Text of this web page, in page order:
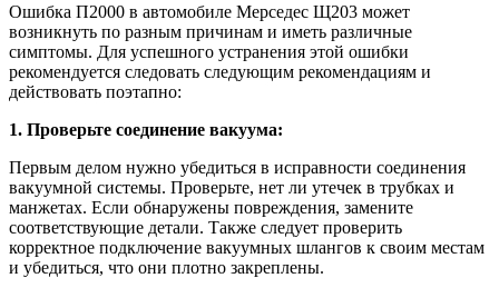
Ошибка П2000 в автомобиле Мерседес Щ203 может
возникнуть по разным причинам и иметь различные
симптомы. Для успешного устранения этой ошибки
рекомендуется следовать следующим рекомендациям и
действовать поэтапно:
1. Проверьте соединение вакуума:
Первым делом нужно убедиться в исправности соединения
вакуумной системы. Проверьте, нет ли утечек в трубках и
манжетах. Если обнаружены повреждения, замените
соответствующие детали. Также следует проверить
корректное подключение вакуумных шлангов к своим местам
и убедиться, что они плотно закреплены.